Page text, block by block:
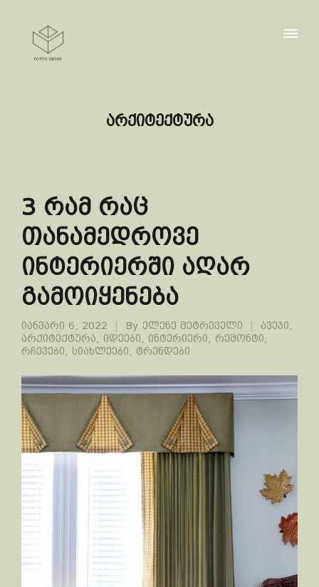
არქიტექტურა
3 რამ რაც
თანამედროვე
ინტერიერში აღარ
გამოიყენება
იანვარი 6, 2022 By ელენე მეტრეველი ავეჯი
არქიტექტურა
იდეები ინტერიერი რემონტი
რჩევები
სიახლეები ტრენდები